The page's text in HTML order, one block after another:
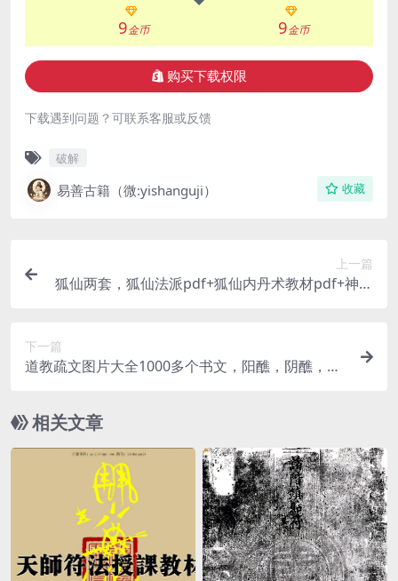
9金币 9金币
购买下载权限
下载遇到问题？可联系客服或反馈
破解
易善古籍（微:yishanguji） 收藏
上一篇
狐仙两套，狐仙法派pdf+狐仙内丹术教材pdf+神霄
下一篇
道教疏文图片大全1000多个书文，阳醮，阴醮，度
相关文章